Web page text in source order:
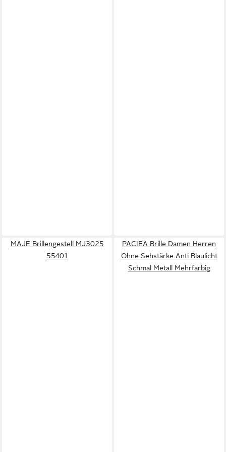
MAJE Brillengestell MJ3025
55401
PACIEA Brille Damen Herren
Ohne Sehstärke Anti Blaulicht
Schmal Metall Mehrfarbig